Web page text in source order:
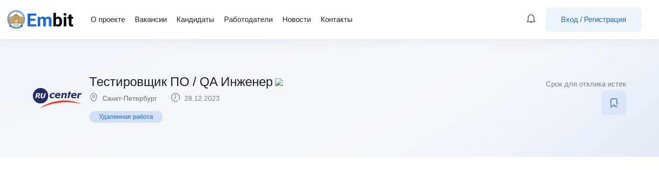
О проекте Вакансии Кандидаты Работодатели Новости Контакты Вход / Регистрация
Тестировщик ПО / QA Инженер
Санкт-Петербург 28.12.2023
Удаленная работа
Срок для отклика истек